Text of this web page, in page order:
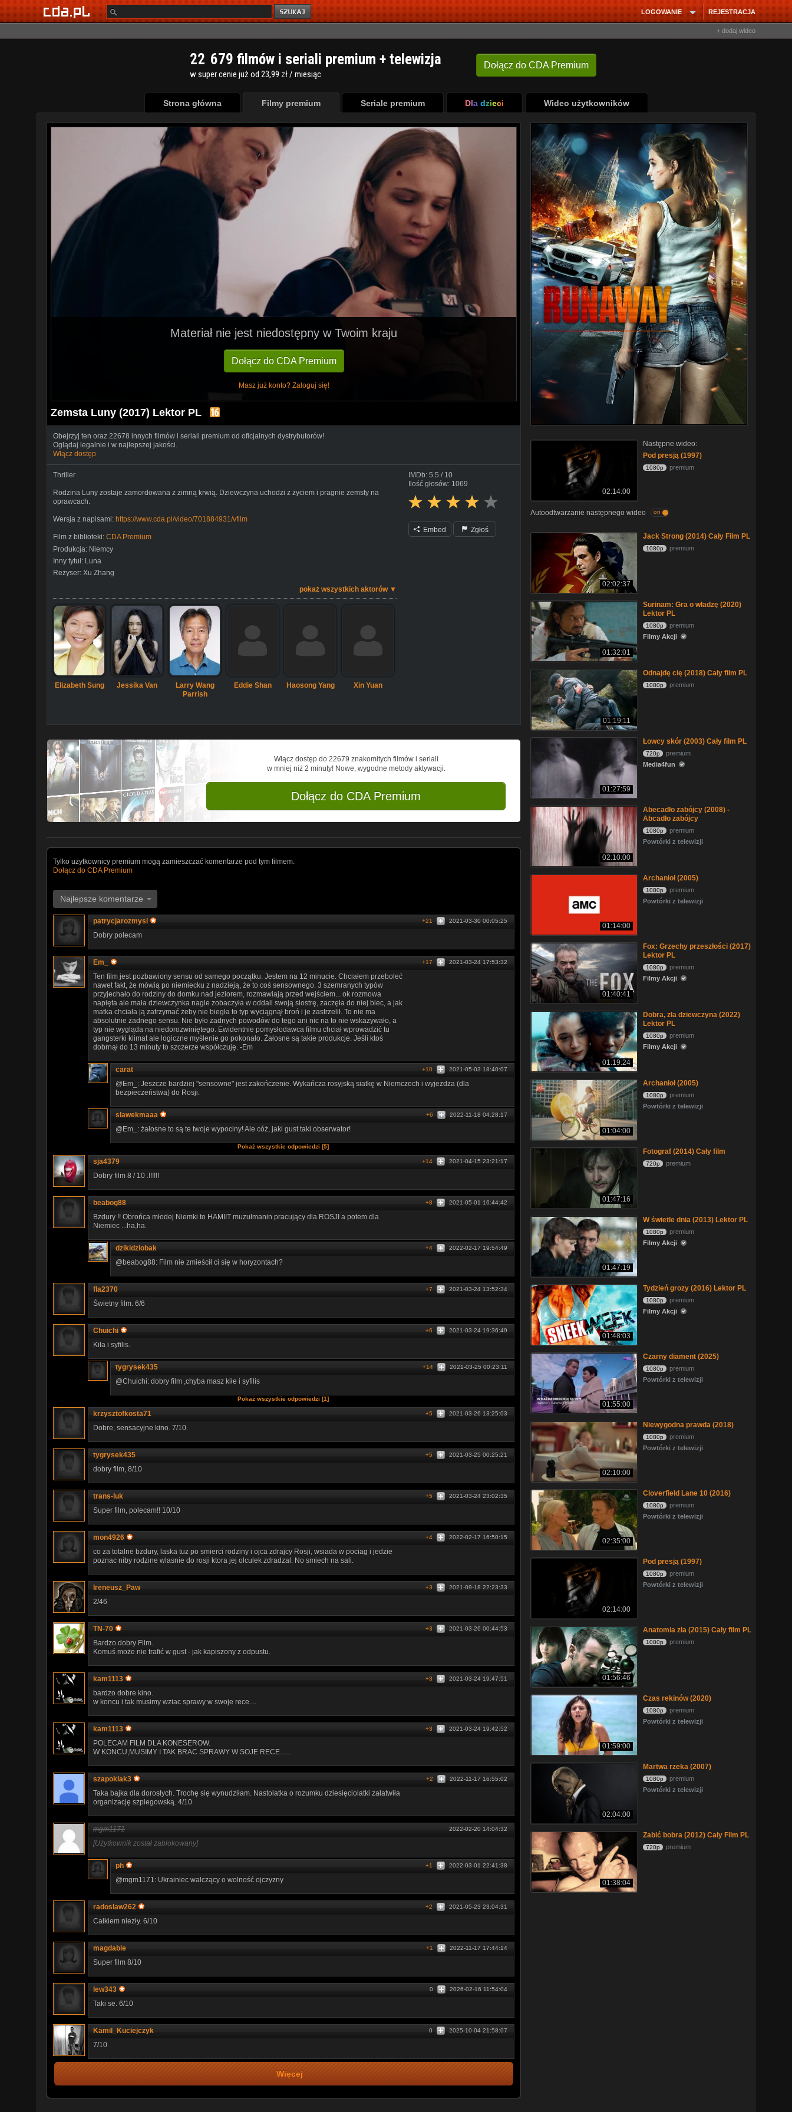
REJESTRACJA
LOGOWANIE
+ dodaj wideo
Dołącz do CDA Premium
22 679 filmów i seriali premium + telewizja
w super cenie już od 23,99 zł / miesiąc
Strona główna Filmy premium Seriale premium Dla dzieci Wideo użytkowników
Materiał nie jest niedostępny w Twoim kraju
Dołącz do CDA Premium
Masz już konto? Zaloguj się!
Zemsta Luny (2017) Lektor PL
Obejrzyj ten oraz 22678 innych filmów i seriali premium od oficjalnych dystrybutorów!
Oglądaj legalnie i w najlepszej jakości.
Włącz dostęp
Thriller
Rodzina Luny zostaje zamordowana z zimną krwią. Dziewczyna uchodzi z życiem i pragnie zemsty na
oprawcach.
Wersja z napisami: https://www.cda.pl/video/701884931/vfilm
Film z biblioteki: CDA Premium
Produkcja: Niemcy
Inny tytuł: Luna
Reżyser: Xu Zhang
pokaż wszystkich aktorów ▼
Elizabeth Sung Jessika Van
Larry Wang
Parrish
Eddie Shan Haosong Yang Xin Yuan
IMDb: 5.5 / 10
Ilość głosów: 1069
Embed Zgłoś
Włącz dostęp do 22679 znakomitych filmów i seriali
w mniej niż 2 minuty! Nowe, wygodne metody aktywacji.
Dołącz do CDA Premium
Tylko użytkownicy premium mogą zamieszczać komentarze pod tym filmem.
Dołącz do CDA Premium
Najlepsze komentarze
patrycjarozmysl 2021-03-30 00:05:25
+21
Dobry polecam
Em_ 2021-03-24 17:53:32
+17
Ten film jest pozbawiony sensu od samego początku. Jestem na 12 minucie. Chciałem przeboleć
nawet fakt, że mówią po niemiecku z nadzieją, że to coś sensownego. 3 szemranych typów
przyjechało do rodziny do domku nad jeziorem, rozmawiają przed wejściem... ok rozmowa
napięta ale mała dziewczynka nagle zobaczyła w oddali swoją siostrę, zaczęła do niej biec, a jak
matka chciała ją zatrzymać żeby nie biegła to typ wyciągnął broń i je zastrzelił. To nie ma
absolutnie żadnego sensu. Nie było żadnych powodów do tego ani nic na to nie wskazywało, a
typ nie wygląda na niedorozwiniętego. Ewidentnie pomysłodawca filmu chciał wprowadzić tu
gangsterki klimat ale logiczne myślenie go pokonało. Żałosne są takie produkcje. Jeśli ktoś
dobrnął do 13 minuty to szczerze współczuję. -Em
carat 2021-05-03 18:40:07
+10
@Em_: Jeszcze bardziej "sensowne" jest zakończenie. Wykańcza rosyjską siatkę w Niemczech i wyjeżdża (dla
bezpieczeństwa) do Rosji.
slawekmaaa 2022-11-18 04:28:17
+6
@Em_: żałosne to są te twoje wypociny! Ale cóż, jaki gust taki obserwator!
Pokaż wszystkie odpowiedzi [5]
sja4379 2021-04-15 23:21:17
+14
Dobry film 8 / 10 .!!!!!!
beabog88 2021-05-01 16:44:42
+8
Bzdury !! Obrońca młodej Niemki to HAMIIT muzułmanin pracujący dla ROSJI a potem dla
Niemiec ...ha,ha.
dzikidziobak 2022-02-17 19:54:49
+4
@beabog88: Film nie zmieścił ci się w horyzontach?
fla2370 2021-03-24 13:52:34
+7
Świetny film. 6/6
Chuichi 2021-03-24 19:36:49
+6
Kiła i syfilis.
tygrysek435 2021-03-25 00:23:11
+14
@Chuichi: dobry film ,chyba masz kiłe i syfilis
Pokaż wszystkie odpowiedzi [1]
krzysztofkosta71 2021-03-26 13:25:03
+5
Dobre, sensacyjne kino. 7/10.
tygrysek435 2021-03-25 00:25:21
+5
dobry film, 8/10
trans-luk 2021-03-24 23:02:35
+5
Super film, polecam!! 10/10
mon4926 2022-02-17 16:50:15
+4
co za totalne bzdury, laska tuz po smierci rodziny i ojca zdrajcy Rosji, wsiada w pociag i jedzie
poznac niby rodzine wlasnie do rosji ktora jej olculek zdradzal. No smiech na sali.
Ireneusz_Paw 2021-09-18 22:23:33
+3
2/46
TN-70 2021-03-26 00:44:53
+3
Bardzo dobry Film.
Komuś może nie trafić w gust - jak kapiszony z odpustu.
kam1113 2021-03-24 19:47:51
+3
bardzo dobre kino.
w koncu i tak musimy wziac sprawy w swoje rece....
kam1113 2021-03-24 19:42:52
+3
POLECAM FILM DLA KONESEROW.
W KONCU,MUSIMY I TAK BRAC SPRAWY W SOJE RECE......
szapoklak3 2022-11-17 16:55:02
+2
Taka bajka dla dorosłych. Trochę się wynudziłam. Nastolatka o rozumku dziesięciolatki załatwiła
organizację szpiegowską. 4/10
mgm1171 2022-02-20 14:04:32
[Użytkownik został zablokowany]
ph 2022-03-01 22:41:38
+1
@mgm1171: Ukrainiec walczący o wolność ojczyzny
radoslaw262 2021-05-23 23:04:31
+2
Całkiem niezły. 6/10
magdabie 2022-11-17 17:44:14
+1
Super film 8/10
lew343 2026-02-16 11:54:04
0
Taki se. 6/10
Kamil_Kuciejczyk 2025-10-04 21:58:07
0
7/10
Więcej
02:14:00
Następne wideo:
Pod presją (1997)
1080p premium
Autoodtwarzanie następnego wideo on
02:02:37
Jack Strong (2014) Cały Film PL
1080p premium
01:32:01
Surinam: Gra o władzę (2020)
Lektor PL
1080p
premium
Filmy Akcji
01:19:11
Odnajdę cię (2018) Cały film PL
1080p premium
01:27:59
Łowcy skór (2003) Cały film PL
720p
premium
Media4fun
02:10:00
Abecadło zabójcy (2008) -
Abcadło zabójcy
1080p
premium
Powtórki z telewizji
01:14:00
Archanioł (2005)
1080p
premium
Powtórki z telewizji
01:40:41
Fox: Grzechy przeszłości (2017)
Lektor PL
1080p
premium
Filmy Akcji
01:19:24
Dobra, zła dziewczyna (2022)
Lektor PL
1080p
premium
Filmy Akcji
01:04:00
Archanioł (2005)
1080p
premium
Powtórki z telewizji
01:47:16
Fotograf (2014) Cały film
720p premium
01:47:19
W świetle dnia (2013) Lektor PL
1080p
premium
Filmy Akcji
01:48:03
Tydzień grozy (2016) Lektor PL
1080p
premium
Filmy Akcji
01:55:00
Czarny diament (2025)
1080p
premium
Powtórki z telewizji
02:10:00
Niewygodna prawda (2018)
1080p
premium
Powtórki z telewizji
02:35:00
Cloverfield Lane 10 (2016)
1080p
premium
Powtórki z telewizji
02:14:00
Pod presją (1997)
1080p
premium
Powtórki z telewizji
01:56:46
Anatomia zła (2015) Cały film PL
1080p premium
01:59:00
Czas rekinów (2020)
1080p
premium
Powtórki z telewizji
02:04:00
Martwa rzeka (2007)
1080p
premium
Powtórki z telewizji
01:38:04
Zabić bobra (2012) Cały Film PL
720p premium